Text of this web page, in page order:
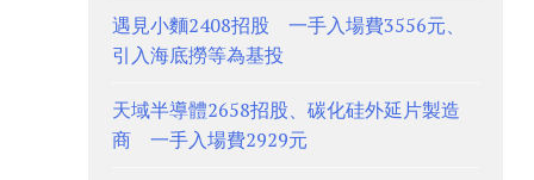
遇見小麵2408招股 一手入場費3556元、
引入海底撈等為基投
天域半導體2658招股、碳化硅外延片製造
商 一手入場費2929元